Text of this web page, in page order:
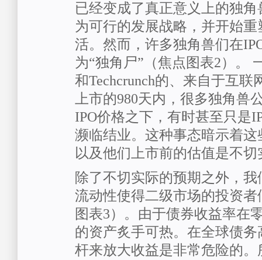
已经变成了真正意义上的独
为可行的发展战略，并开始
活。然而，许多独角兽们在
为“独角尸”（焦点图表2）。
和Techcrunch的、来自于互联
上市的980天内，很多独角兽
IPO价格之下，有时甚至只是
濒临结业。这种事态暗示着
以及他们上市前的估值是不切
除了不切实际的预期之外，
流动性使得二级市场的投资
图表3）。由于债券收益率在
的资产炙手可热。在全球债
杆来放大收益是非常危险的